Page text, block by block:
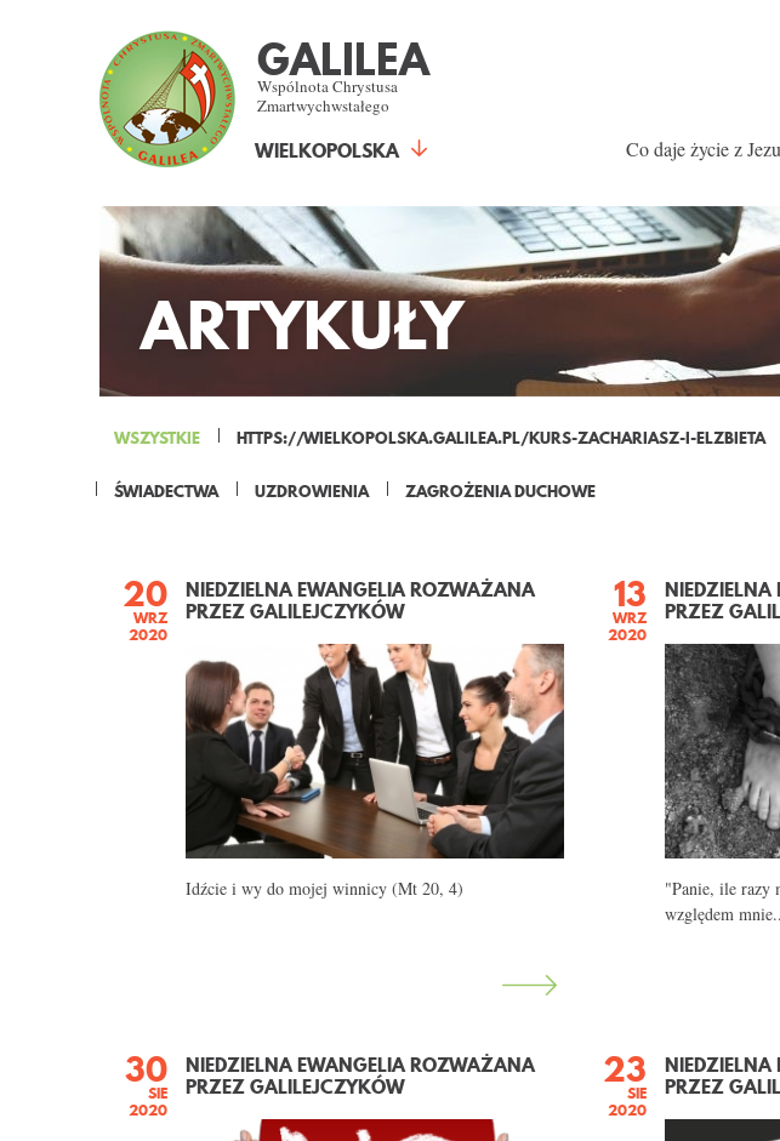
GALILEA
Wspólnota Chrystusa
Zmartwychwstałego
WIELKOPOLSKA Co daje życie z
ARTYKUŁY
WSZYSTKIE HTTPS://WIELKOPOLSKA.GALILEA.PL/KURS-ZACHARIASZ-I-ELZBIETA
ŚWIADECTWA UZDROWIENIA ZAGROŻENIA DUCHOWE
20
WRZ
2020
NIEDZIELNA EWANGELIA ROZWAŻANA
PRZEZ GALILEJCZYKÓW
Idźcie i wy do mojej winnicy (Mt 20, 4)
13
WRZ
2020
PRZEZ
"Panie, ile razy
względem
30
SIE
2020
NIEDZIELNA EWANGELIA ROZWAŻANA
PRZEZ GALILEJCZYKÓW
23
SIE
2020
PRZEZ
STRONY